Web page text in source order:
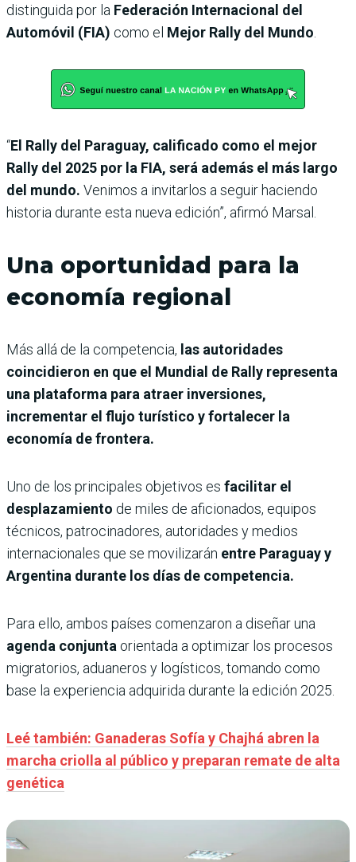
distinguida por la Federación Internacional del
Automóvil (FIA) como el Mejor Rally del Mundo
“El Rally del Paraguay, calificado como el mejor
Rally del 2025 por la FIA, será además el más largo
del mundo. Venimos a invitarlos a seguir haciendo
historia durante esta nueva edición”, afirmó Marsal.
Una oportunidad para la
economía regional
Más allá de la competencia, las autoridades
coincidieron en que el Mundial de Rally representa
una plataforma para atraer inversiones,
incrementar el flujo turístico y fortalecer la
economía de frontera.
Uno de los principales objetivos es facilitar el
desplazamiento de miles de aficionados, equipos
técnicos, patrocinadores, autoridades y medios
internacionales que se movilizarán entre Paraguay y
Argentina durante los días de competencia.
Para ello, ambos países comenzaron a diseñar una
agenda conjunta orientada a optimizar los procesos
migratorios, aduaneros y logísticos, tomando como
base la experiencia adquirida durante la edición 2025.
Leé también: Ganaderas Sofía y Chajhá abren la
marcha criolla al público y preparan remate de alta
genética